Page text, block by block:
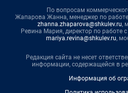
По вопросам
Жапарова Жанна, менеджер по
zhanna.zhaparova@shkulev.ru,
Ревина Мария, директор по работе
mariya.revina@shkulev.ru,
Редакция сайта не несет
информации, содержащейся в
Информация об